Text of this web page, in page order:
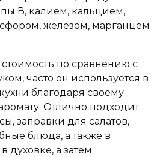
В, калием, кальцием,
железом, марганцем
по сравнению с
часто он используется в
благодаря своему
Отлично подходит
заправки для салатов,
блюда, а также в
а затем